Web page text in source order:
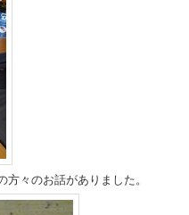
々のお話がありました。